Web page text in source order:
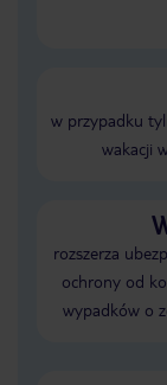
w przypadku
wakacji
rozszerza
ochrony od
wypadków o